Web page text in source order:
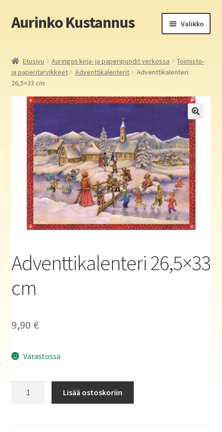
Siirry
navigointiin
Siirry
sisältöön
Aurinko Kustannus Valikko
Yritys
In English
Yhteystiedot
Aurinko Kustannus: kirjat
tason
valikko
Auringon kirja- ja paperipuodit verkossa
tason
valikko
Media
Haluatko kirjailijaksi?
Etusivu Auringon kirja- ja paperipuodit verkossa
Toimisto-
ja paperitarvikkeet
Adventtikalenterit
Adventtikalenteri
26,5×33 cm
Adventtikalenteri 26,5×33
cm
9,90 €
Varastossa
Lisää ostoskoriin